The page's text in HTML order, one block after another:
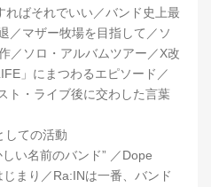
ばそれでいい／バンド史上最
／マザー牧場を目指して／ソ
／ソロ・アルバムツアー／X改
」にまつわるエピソード／
ト・ライブ後に交わした言葉
ての活動
い名前のバンド” ／Dope
まり／Ra:INは一番、バンド